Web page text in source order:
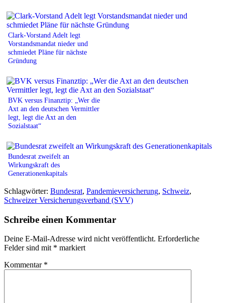
Clark-Vorstand Adelt legt
Vorstandsmandat nieder und
schmiedet Pläne für nächste
Gründung
BVK versus Finanztip: „Wer die
Axt an den deutschen Vermittler
legt, legt die Axt an den
Sozialstaat“
Bundesrat zweifelt an
Wirkungskraft des
Generationenkapitals
Schlagwörter: Bundesrat, Pandemieversicherung, Schweiz,
Schweizer Versicherungsverband (SVV)
Schreibe einen Kommentar
Deine E-Mail-Adresse wird nicht veröffentlicht. Erforderliche
Felder sind mit * markiert
Kommentar *